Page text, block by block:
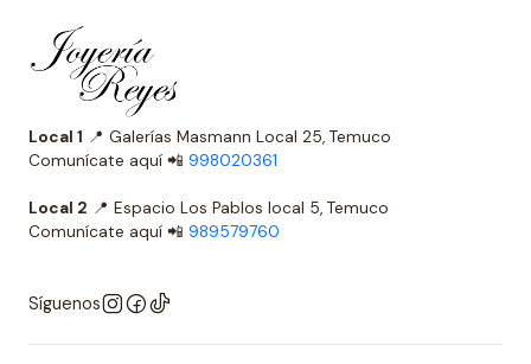
Local 1 📍 Galerías Masmann Local 25, Temuco
Comunícate aquí 📲 998020361
Local 2 📍 Espacio Los Pablos local 5, Temuco
Comunícate aquí 📲 989579760
Síguenos